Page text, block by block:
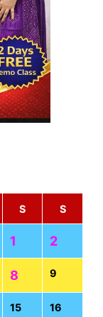
S S
1 2
8 9
15 16